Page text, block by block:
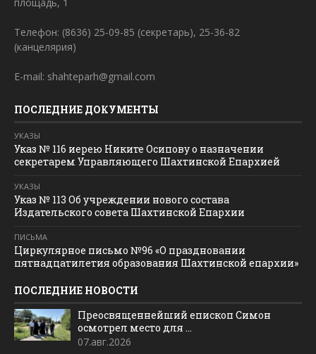
Телефон: (8636) 25-09-85 (секретарь), 25-36-82
(канцелярия)
E-mail: shahteparh@gmail.com
ПОСЛЕДНИЕ ДОКУМЕНТЫ
УКАЗЫ
Указ № 116 иерею Никите Осипову о назначении
секретарем Управляющего Шахтинской Епархией
УКАЗЫ
Указ № 113 Об учреждении нового состава
Издательского совета Шахтинской Епархии
ПИСЬМА
Циркулярное письмо №96 «О праздновании
пятнадцатилетия образования Шахтинской епархии»
ПОСЛЕДНИЕ НОВОСТИ
Преосвященнейший епископ Симон
осмотрел место для ...
07.авг.2026